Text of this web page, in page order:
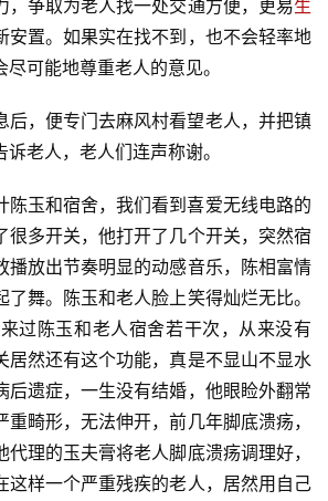
，争取为老人找一处交通方便，更易生
安置。如果实在找不到，也不会轻率地
可能地尊重老人的意见。
后，便专门去麻风村看望老人，并把镇
老人，老人们连声称谢。
陈玉和宿舍，我们看到喜爱无线电路的
很多开关，他打开了几个开关，突然宿
播放出节奏明显的动感音乐，陈相富情
舞。陈玉和老人脸上笑得灿烂无比。
过陈玉和老人宿舍若干次，从来没有
居然还有这个功能，真是不显山不显水
后遗症，一生没有结婚，他眼睑外翻常
畸形，无法伸开，前几年脚底溃疡，
代理的玉夫膏将老人脚底溃疡调理好，
这样一个严重残疾的老人，居然用自己